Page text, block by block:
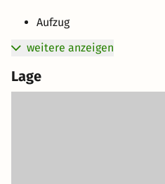
Aufzug
weitere anzeigen
Lage